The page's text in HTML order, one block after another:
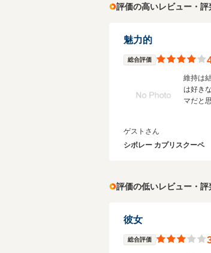
評価の高いレビュー・評
魅力的
総合評価
維持は
は好き
マだと
ゲストさん
シボレー カプリスクーペ
評価の低いレビュー・評
彼女
総合評価